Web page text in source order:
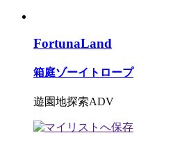
FortunaLand
箱庭ゾーイトロープ
遊園地探索ADV